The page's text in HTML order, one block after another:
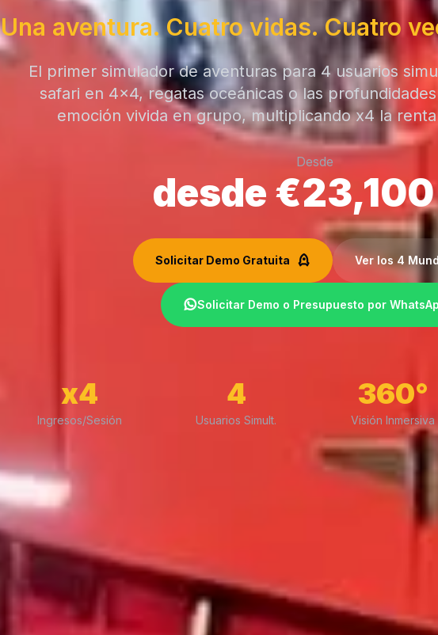
Una aventura. Cuatro vidas. Cuatro
El primer simulador de aventuras para 4 usuarios
safari en 4x4, regatas oceánicas o las
emoción vivida en grupo, multiplicando x4 la
Desde
desde €23,100
Solicitar Demo Gratuita Ver los 4
Solicitar Demo o Presupuesto por
x4
Ingresos/Sesión
4
Usuarios Simult.
360°
Visión Inmersiva